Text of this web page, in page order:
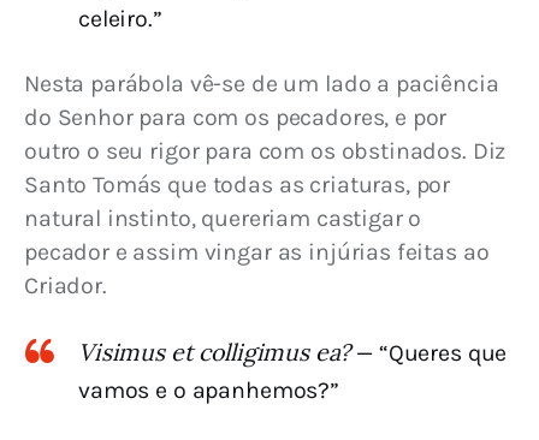
celeiro.”
Nesta parábola vê-se de um lado a paciência
do Senhor para com os pecadores, e por
outro o seu rigor para com os obstinados. Diz
Santo Tomás que todas as criaturas, por
natural instinto, quereriam castigar o
pecador e assim vingar as injúrias feitas ao
Criador.
Visimus et colligimus ea?— “Queres que
vamos e o apanhemos?”